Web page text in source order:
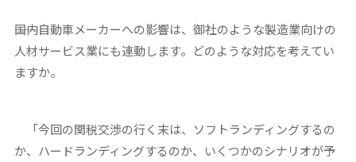
――国内自動車メーカーへの影響は、御社のような製造業向けの
人材サービス業にも連動します。どのような対応を考えてい
ますか。
「今回の関税交渉の行く末は、ソフトランディングするの
か、ハードランディングするのか、いくつかのシナリオが予